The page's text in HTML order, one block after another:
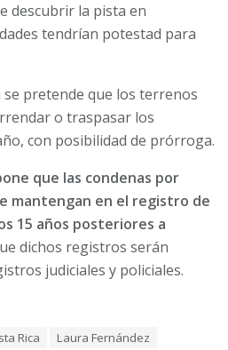
descubrir la pista en
tendrían potestad para
pretende que los terrenos
o traspasar los
con posibilidad de prórroga.
que las condenas por
mantengan en el registro de
15 años posteriores a
dichos registros serán
judiciales y policiales.
Rica
Laura Fernández